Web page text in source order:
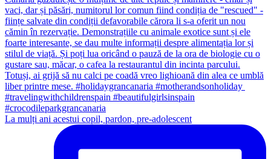
La mulți ani acestui copil, pardon, pre-adolescent